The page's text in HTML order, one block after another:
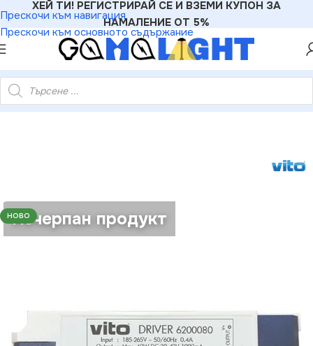
Прескочи към навигация
Прескочи към основното съдържание
ХЕЙ ТИ! РЕГИСТРИРАЙ СЕ И ВЗЕМИ КУПОН ЗА
НАМАЛЕНИЕ ОТ 5%
Драйвер за ЛЕД Панел EOS и ANGEL-21 IP20 40W 220V
НОВО
Изчерпан продукт